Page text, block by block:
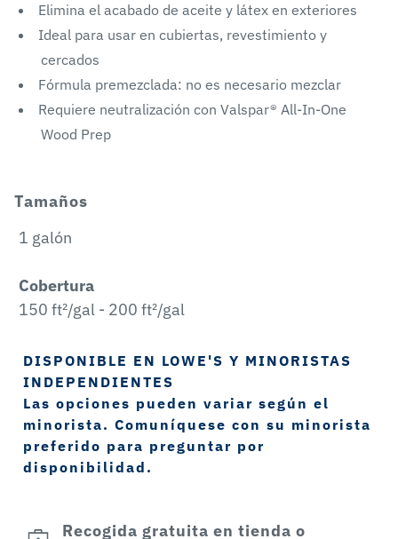
Elimina el acabado de aceite y látex en exteriores
Ideal para usar en cubiertas, revestimiento y
cercados
Fórmula premezclada: no es necesario mezclar
Requiere neutralización con Valspar® All-In-One
Wood Prep
Tamaños
1 galón
Cobertura
150 ft²/gal - 200 ft²/gal
DISPONIBLE EN LOWE'S Y MINORISTAS
INDEPENDIENTES
Las opciones pueden variar según el
minorista. Comuníquese con su minorista
preferido para preguntar por
disponibilidad.
Recogida gratuita en tienda o